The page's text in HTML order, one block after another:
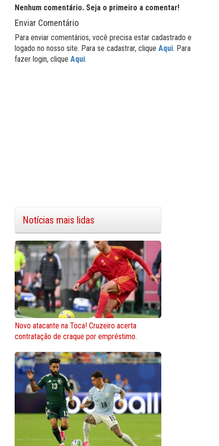
Nenhum comentário. Seja o primeiro a comentar!
Enviar Comentário
Para enviar comentários, você precisa estar cadastrado e
logado no nosso site. Para se cadastrar, clique Aqui. Para
fazer login, clique Aqui.
Notícias mais lidas
Novo atacante na Toca! Cruzeiro acerta
contratação de craque por empréstimo.